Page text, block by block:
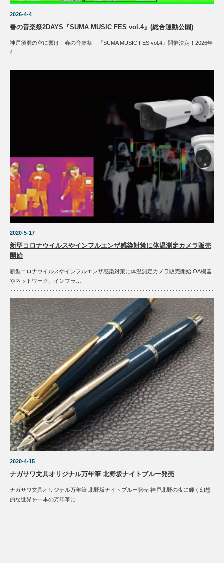
2026-4-4
春の音楽祭2DAYS『SUMA MUSIC FES vol.4』(総合運動公園)
神戸須磨の空に響け！春の音楽祭 『SUMA MUSIC FES vol.4』開催決定！2026年
4…
2020-5-17
新型コロナウイルスやインフルエンザ感染対策に体温測定カメラ販売
開始
新型コロナウイルスやインフルエンザ感染対策に体温測定カメラ販売開始 OA機器
やネットワーク、インフラ…
2020-4-15
ナガサワ文具オリジナル万年筆 北野坂ナイトブルー発売
ナガサワ文具オリジナル万年筆 北野坂ナイトブルー発売 神戸北野の夜に輝く幻想
的な世界を一本の万年筆に…